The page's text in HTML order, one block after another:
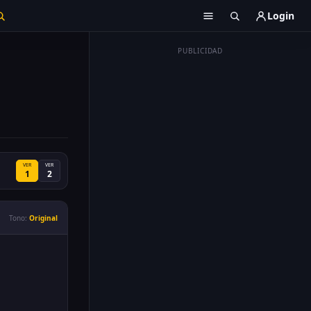
Login
PUBLICIDAD
VER
1
VER
2
Tono: Original